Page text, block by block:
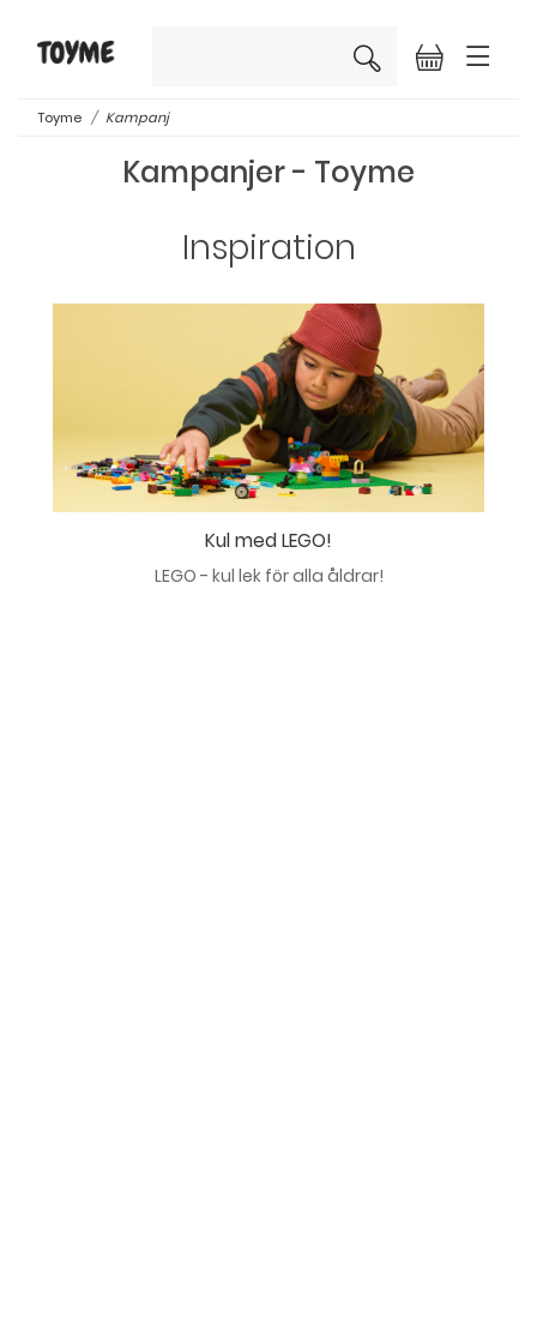
×
Toyme Kampanj
Kampanjer - Toyme
Inspiration
Kul med LEGO!
LEGO - kul lek för alla åldrar!